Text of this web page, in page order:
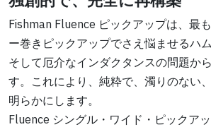
Fishman Fluence ピックアップは、最
ー巻きピックアップでさえ悩ませるハ
そして厄介なインダクタンスの問題か
す。これにより、純粋で、濁りのない
明らかにします。
Fluence シングル・ワイド・ピックア